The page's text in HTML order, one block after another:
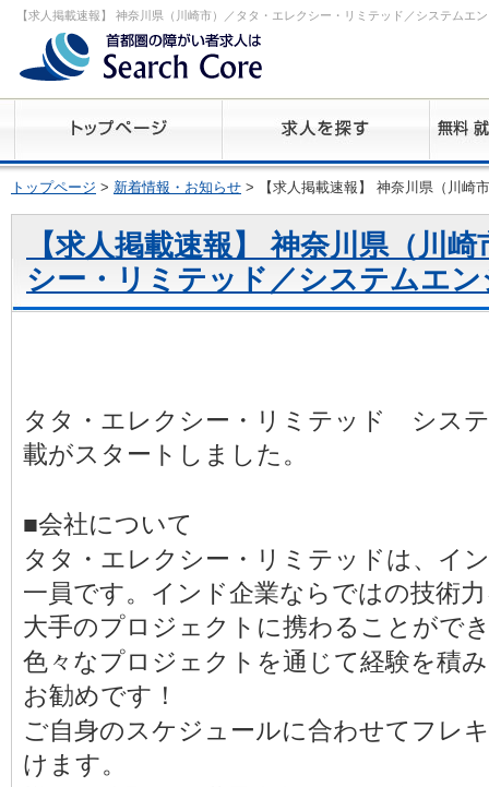
【求人掲載速報】 神奈川県（川崎市）／タタ・エレクシー・リミテッド／システムエ
トップページ > 新着情報・お知らせ > 【求人掲載速報】 神奈川県（川崎
【求人掲載速報】 神奈川県（川
シー・リミテッド／システムエ
タタ・エレクシー・リミテッド シス
載がスタートしました。
■会社について
タタ・エレクシー・リミテッドは、イ
一員です。インド企業ならではの技術
大手のプロジェクトに携わることがで
色々なプロジェクトを通じて経験を積
お勧めです！
ご自身のスケジュールに合わせてフレ
けます。